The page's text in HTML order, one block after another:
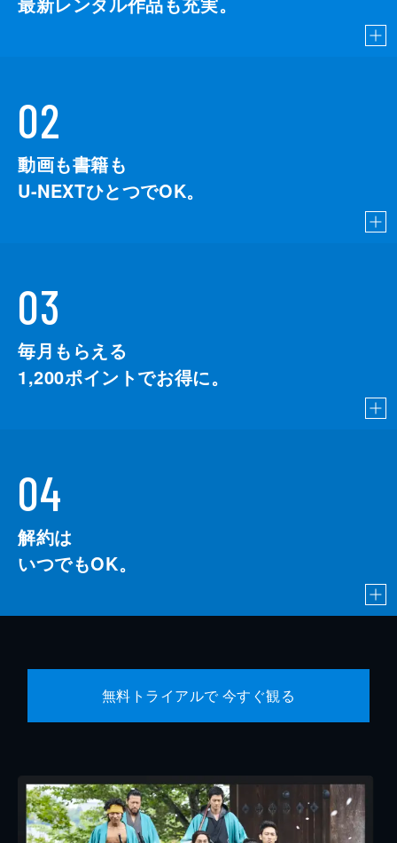
02
動画も書籍も
U-NEXTひとつでOK。
03
毎月もらえる
1,200ポイントでお得に。
04
解約は
いつでもOK。
無料トライアルで 今すぐ観る